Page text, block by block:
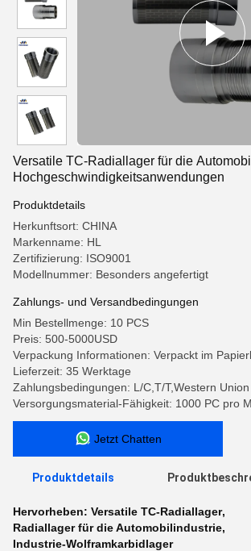
Versatile TC-Radiallager für die
Hochgeschwindigkeitsanwendungen
Produktdetails
Herkunftsort: CHINA
Markenname: HL
Zertifizierung: ISO9001
Modellnummer: Besonders angefertigt
Zahlungs- und Versandbedingungen
Min Bestellmenge: 10 PCS
Preis: 500-5000USD
Verpackung Informationen: Verpackt im
Lieferzeit: 35 Werktage
Zahlungsbedingungen: L/C,T/T,Western Union
Versorgungsmaterial-Fähigkeit: 1000 PC pro
Jetzt Chatten
Produktdetails
Hervorheben: Versatile TC-Radiallager,
Radiallager für die Automobilindustrie,
Industrie-Wolframkarbidlager